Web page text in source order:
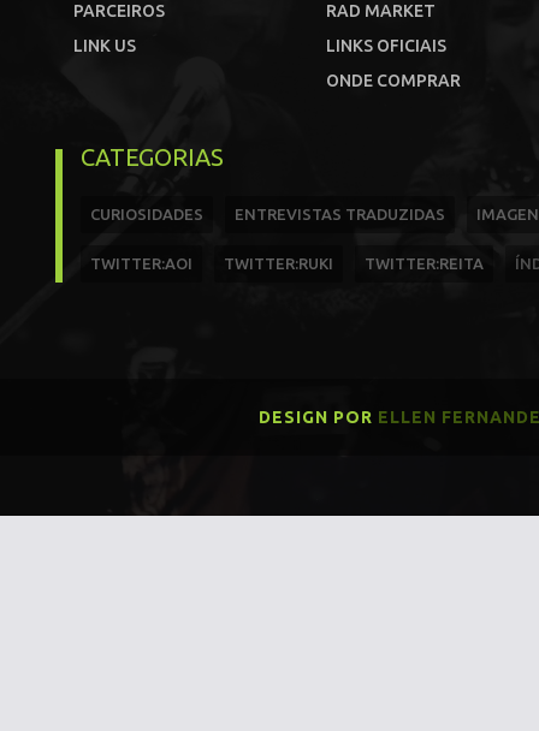
PARCEIROS
LINK US
RAD MARKET
LINKS OFICIAIS
ONDE COMPRAR
CATEGORIAS
CURIOSIDADES ENTREVISTAS TRADUZIDAS
TWITTER:AOI TWITTER:RUKI TWITTER:REITA
DESIGN POR ELLEN